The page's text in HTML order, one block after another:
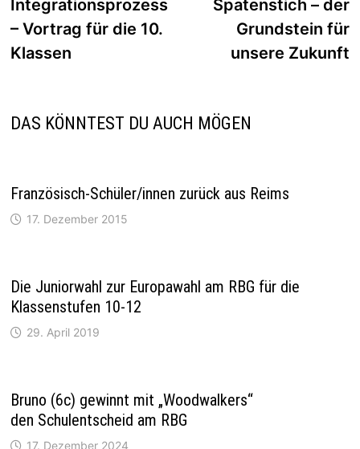
Integrationsprozess
– Vortrag für die 10.
Klassen
Spatenstich – der
Grundstein für
unsere Zukunft
DAS KÖNNTEST DU AUCH MÖGEN
Französisch-Schüler/innen zurück aus Reims
17. Dezember 2015
Die Juniorwahl zur Europawahl am RBG für die
Klassenstufen 10-12
29. April 2019
Bruno (6c) gewinnt mit „Woodwalkers“
den Schulentscheid am RBG
17. Dezember 2024